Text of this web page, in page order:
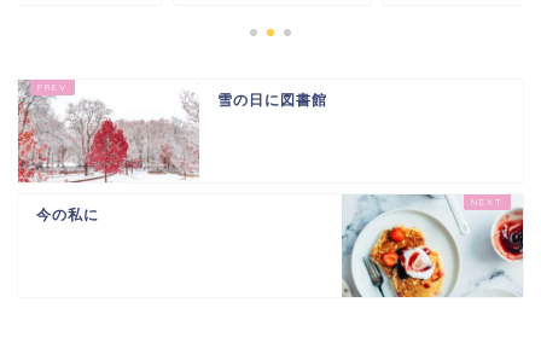
雪の日に図書館
今の私に